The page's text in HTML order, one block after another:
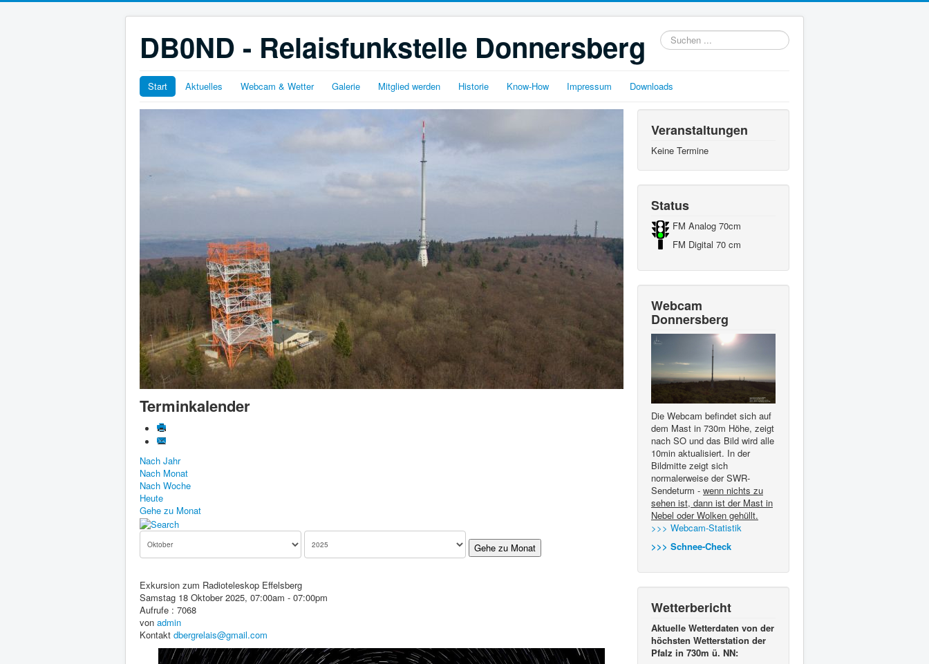
DB0ND - Relaisfunkstelle Donnersberg
Suchen
...
Start Aktuelles Webcam & Wetter Galerie Mitglied werden Historie Know-How Impressum Downloads
Terminkalender
Nach Jahr
Nach Monat
Nach Woche
Heute
Gehe zu Monat
Gehe zu Monat
Exkursion zum Radioteleskop Effelsberg
Samstag 18 Oktober 2025, 07:00am - 07:00pm
Aufrufe : 7068
von admin
Kontakt dbergrelais@gmail.com
Veranstaltungen
Keine Termine
Status
FM Analog 70cm
FM Digital 70 cm
Webcam
Donnersberg
Die Webcam befindet sich auf
dem Mast in 730m Höhe, zeigt
nach SO und das Bild wird alle
10min aktualisiert. In der
Bildmitte zeigt sich
normalerweise der SWR-
Sendeturm - wenn nichts zu
sehen ist, dann ist der Mast in
Nebel oder Wolken gehüllt.
>>> Webcam-Statistik
>>> Schnee-Check
Wetterbericht
Aktuelle Wetterdaten von der
höchsten Wetterstation der
Pfalz in 730m ü. NN: